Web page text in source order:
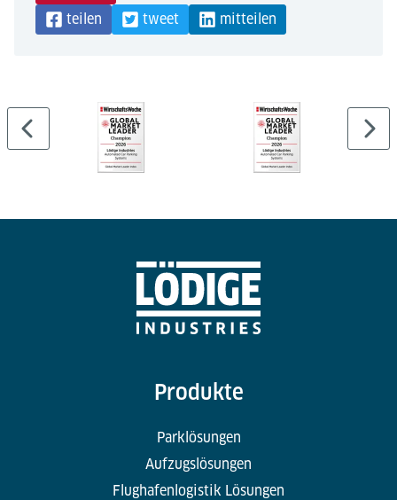
teilen
tweet mitteilen
Produkte
Parklösungen
Aufzugslösungen
Flughafenlogistik Lösungen